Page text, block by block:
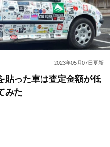
2023年05月07日更新
貼った車は査定金額が低
みた